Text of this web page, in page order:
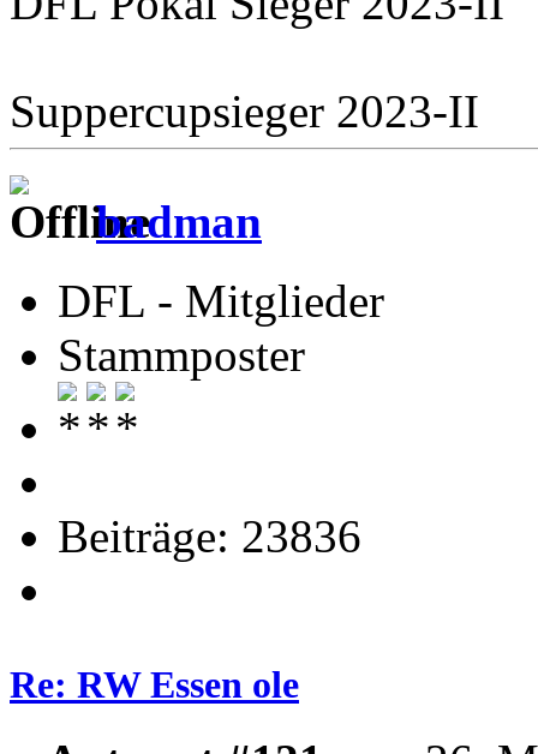
Suppercupsieger 2023-II
badman
DFL - Mitglieder
Stammposter
Beiträge: 23836
Re: RW Essen ole